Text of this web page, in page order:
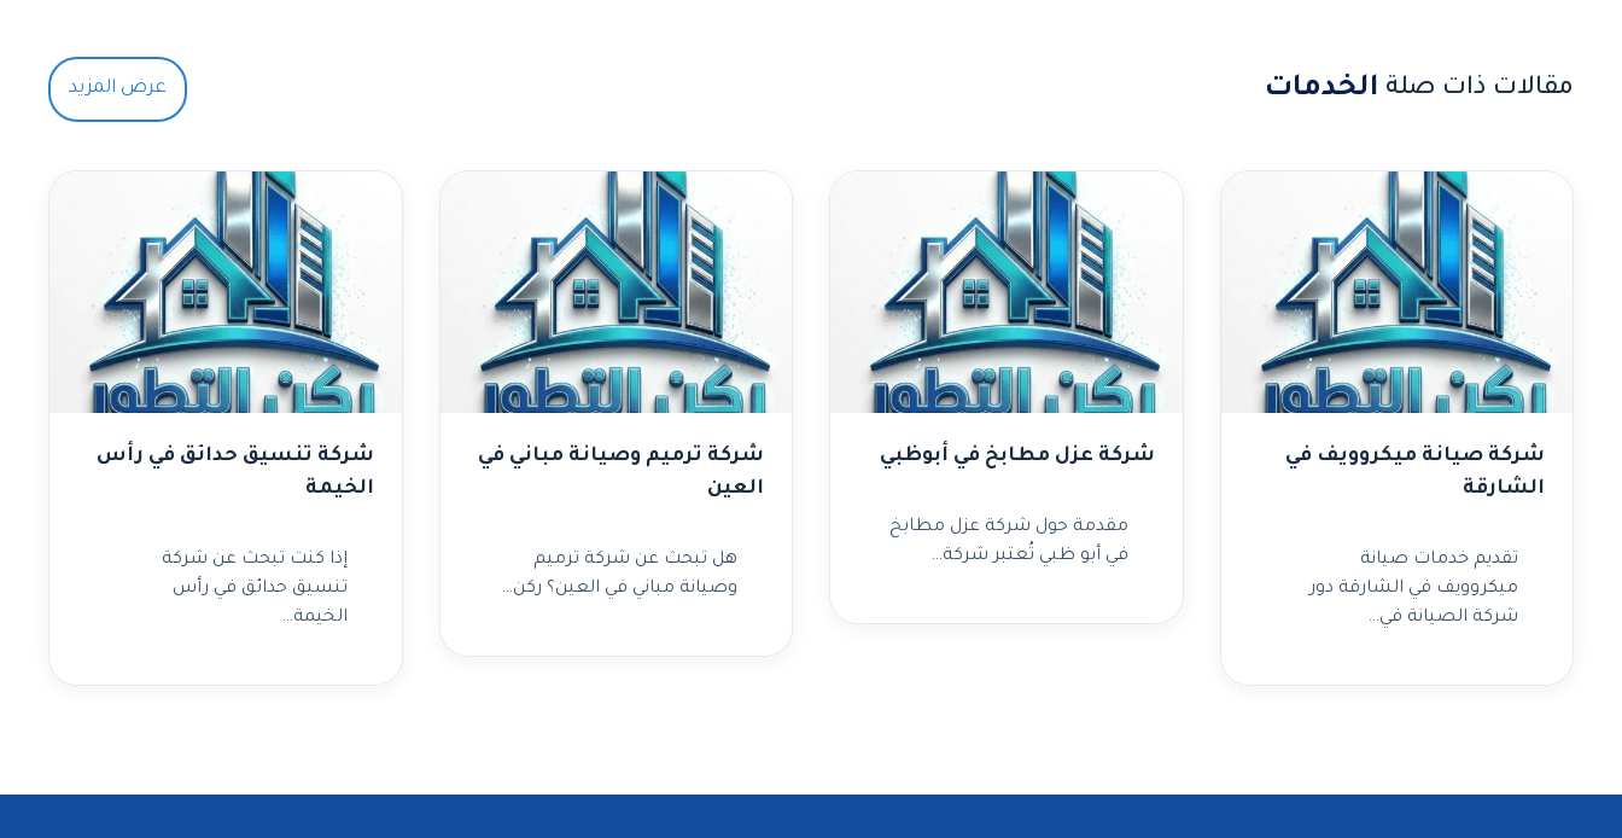
مقالات ذات صلة الخدمات عرض المزيد
شركة صيانة ميكروويف في
الشارقة
تقديم خدمات صيانة
ميكروويف في الشارقة دور
شركة الصيانة في…
شركة عزل مطابخ في أبوظبي
مقدمة حول شركة عزل مطابخ
في أبو ظبي تُعتبر شركة…
شركة ترميم وصيانة مباني في
العين
هل تبحث عن شركة ترميم
وصيانة مباني في العين؟ ركن…
شركة تنسيق حدائق في رأس
الخيمة
إذا كنت تبحث عن شركة
تنسيق حدائق في رأس
الخيمة…